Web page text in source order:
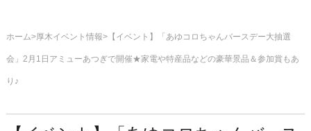
ホーム 厚木イベント情報 【イベント】「あゆコロちゃんバースデー大抽選
会」2月1日アミューあつぎで開催★家電や特産品などの豪華景品＆参加賞もあ
り♪